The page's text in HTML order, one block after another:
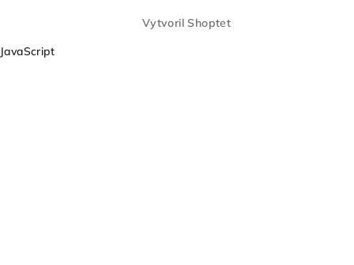
Vytvoril Shoptet
JavaScript